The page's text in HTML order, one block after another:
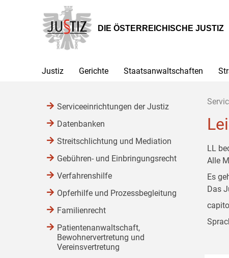
Hauptnavigation
[1]
Inhalt
[2]
Untermenü
[3]
DIE ÖSTERREICHISCHE JUSTIZ
Justiz Gerichte Staatsanwaltschaften
LL
Alle
Es
Das
Serviceeinrichtungen der Justiz
Datenbanken
Streitschlichtung und Mediation
Gebühren- und Einbringungsrecht
Verfahrenshilfe
Opferhilfe und Prozessbegleitung
Familienrecht
Patientenanwaltschaft,
Bewohnervertretung und
Vereinsvertretung